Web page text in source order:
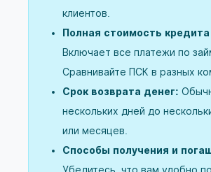
Что будет, если я не смогу
Безопасно ли предоставлять
персональные данные МФО?
клиентов.
Полная стоимость
Включает все платежи по
Сравнивайте ПСК в разных
Срок возврата денег:
нескольких дней до
или месяцев.
Способы получения и